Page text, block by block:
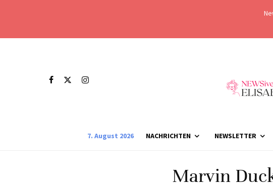
7. August 2026 NACHRICHTEN NEWSLETTER
Marvin